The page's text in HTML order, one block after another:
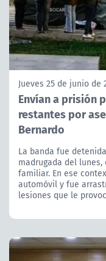
Jueves 25 de junio de
Envían a prisión
restantes por
Bernardo
La banda fue
madrugada del
familiar. En ese
automóvil y fue
lesiones que le